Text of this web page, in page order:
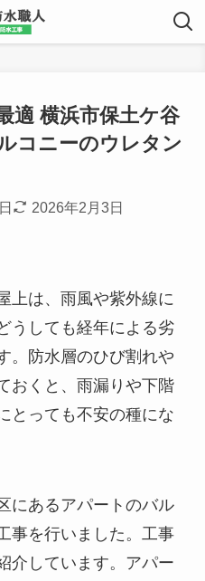
適 横浜市保土ケ谷
コニーのウレタン
2026年2月3日
上は、雨風や紫外線に
うしても経年による劣
。防水層のひび割れや
おくと、雨漏りや下階
とっても不安の種にな
にあるアパートのバル
事を行いました。工事
介しています。アパー